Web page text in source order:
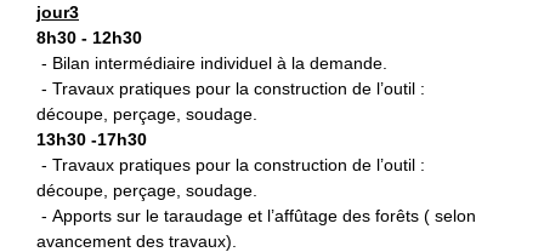
jour3
8h30 - 12h30
- Bilan intermédiaire individuel à la demande.
- Travaux pratiques pour la construction de l’outil :
découpe, perçage, soudage.
13h30 -17h30
- Travaux pratiques pour la construction de l’outil :
découpe, perçage, soudage.
- Apports sur le taraudage et l’affûtage des forêts ( selon
avancement des travaux).